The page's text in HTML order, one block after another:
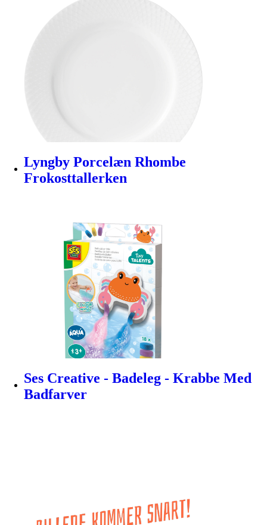
Lyngby Porcelæn Rhombe
Frokosttallerken
Ses Creative - Badeleg - Krabbe Med
Badfarver